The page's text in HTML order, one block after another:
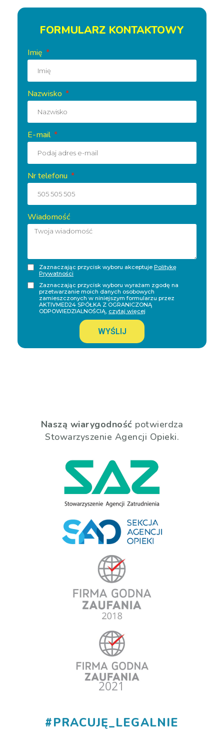
FORMULARZ KONTAKTOWY
Imię
Nazwisko
E-mail
Nr telefonu
Wiadomość
Zaznaczając przycisk wyboru akceptuje Politykę
Prywatności
Zaznaczając przycisk wyboru wyrażam zgodę na
przetwarzanie moich danych osobowych
zamieszczonych w niniejszym formularzu przez
AKTIVMED24 SPÓŁKA Z OGRANICZONĄ
ODPOWIEDZIALNOŚCIĄ, czytaj więcej
WYŚLIJ
Naszą wiarygodność potwierdza
Stowarzyszenie Agencji Opieki.
#PRACUJĘ_LEGALNIE